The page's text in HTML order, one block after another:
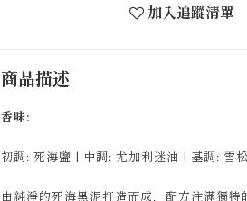
加入追蹤清單
商品描述
香味:
初調: 死海鹽 | 中調: 尤加利迷油 | 基調: 雪
由純淨的死海黑泥打造而成，配方注滿獨特